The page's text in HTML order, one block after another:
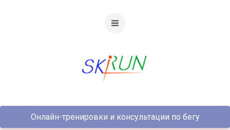
Онлайн-тренировки и консультации по бегу